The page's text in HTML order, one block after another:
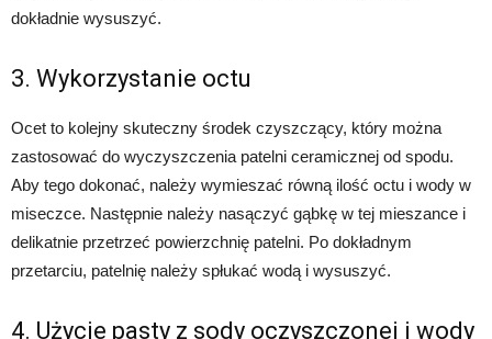
dokładnie wysuszyć.
3. Wykorzystanie octu
Ocet to kolejny skuteczny środek czyszczący, który można
zastosować do wyczyszczenia patelni ceramicznej od spodu.
Aby tego dokonać, należy wymieszać równą ilość octu i wody w
miseczce. Następnie należy nasączyć gąbkę w tej mieszance i
delikatnie przetrzeć powierzchnię patelni. Po dokładnym
przetarciu, patelnię należy spłukać wodą i wysuszyć.
4. Użycie pasty z sody oczyszczonej i wody